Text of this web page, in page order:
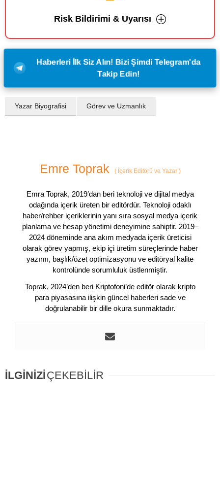
Risk Bildirimi & Uyarısı
Haberleri İlk Siz Alın! Bizi Şimdi Telegram'da
Takip Edin!
Yazar Biyografisi Görev ve Uzmanlık
Emre Toprak (İçerik Editörü ve Yazar )
Emra Toprak, 2019’dan beri teknoloji ve dijital medya
odağında içerik üreten bir editördür. Teknoloji odaklı
haber/rehber içeriklerinin yanı sıra sosyal medya içerik
planlama ve hesap yönetimi deneyimine sahiptir. 2019–
2024 döneminde ana akım medyada içerik üreticisi
olarak görev yapmış, ekip içi üretim süreçlerinde haber
yazımı, başlık/özet optimizasyonu ve editöryal kalite
kontrolünde sorumluluk üstlenmiştir.
Toprak, 2024’den beri Kriptofoni’de editör olarak kripto
para piyasasına ilişkin güncel haberleri sade ve
doğrulanabilir bir dille okura sunmaktadır.
İLGİNİZİÇEKEBİLİR